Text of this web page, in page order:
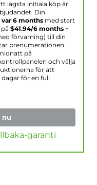
lägsta initiala köp är
Din
var 6 months med start
$41.94/6 months +
förvarning) till din
prenumerationen.
på
och välja
för att
för en full
nu
garanti